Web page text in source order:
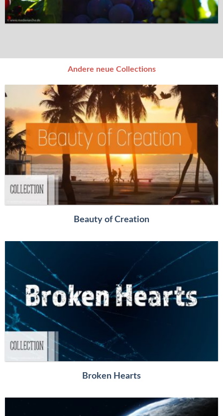
Andere neue Collections
Beauty of Creation
Broken Hearts